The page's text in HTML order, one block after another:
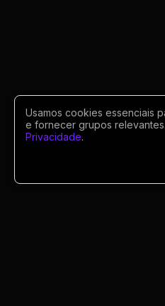
Usamos cookies essenciais
e fornecer grupos
Privacidade.